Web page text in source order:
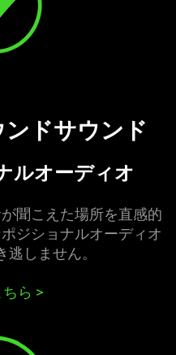
ンドサウンド
ルオーディオ
聞こえた場所を直感的
ジショナルオーディオ
逃しません。
ら >